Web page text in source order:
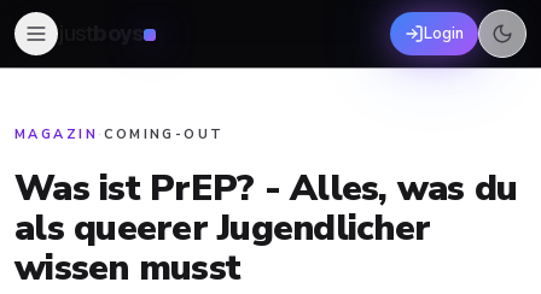
boys Login
MAGAZIN ·COMING-OUT
Was ist PrEP? - Alles, was du
als queerer Jugendlicher
wissen musst